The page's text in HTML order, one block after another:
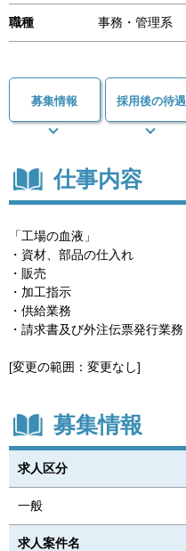
職種 事務・管理系
募集情報 採用後の待遇
仕事内容
「工場の血液」
・資材、部品の仕入れ
・販売
・加工指示
・供給業務
・請求書及び外注伝票発行業務
[変更の範囲：変更なし]
募集情報
求人区分
一般
求人案件名